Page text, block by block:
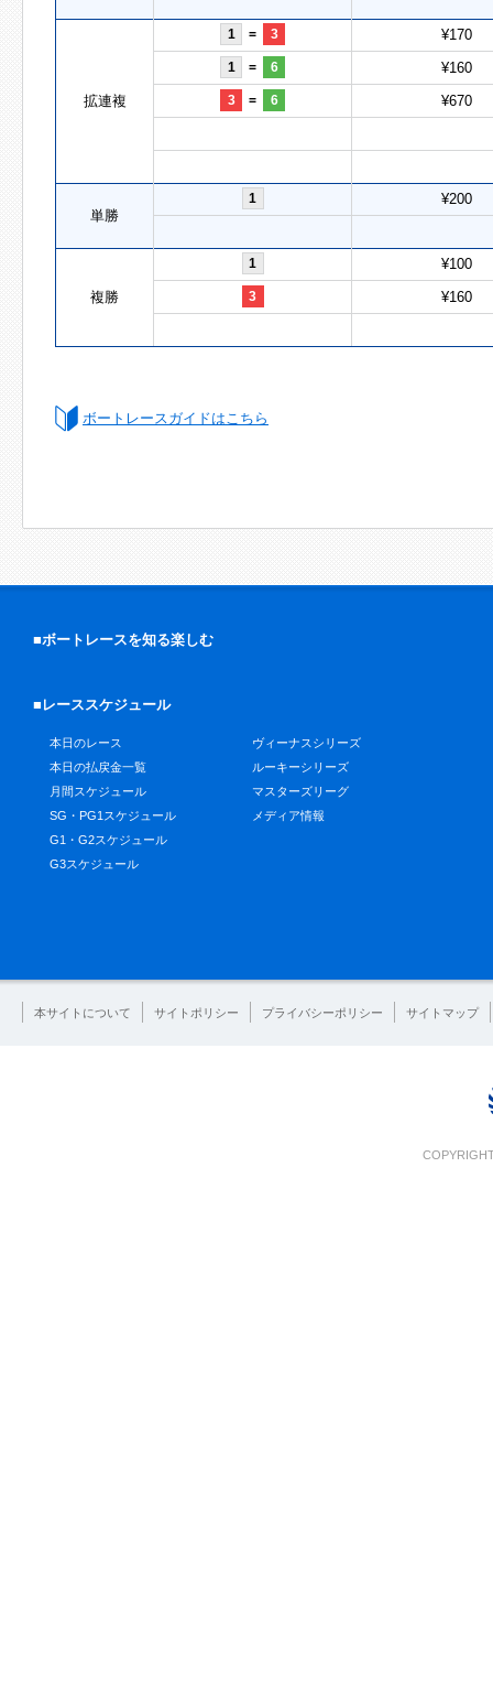
拡連複
1 = 3 ¥170
1 = 6 ¥160
3 = 6 ¥670
単勝
1 ¥200
複勝
1 ¥100
3 ¥160
ボートレースガイドはこちら
■ボートレースを知る楽しむ
■レーススケジュール
本日のレース
本日の払戻金一覧
月間スケジュール
SG・PG1スケジュール
G1・G2スケジュール
G3スケジュール
ヴィーナスシリーズ
ルーキーシリーズ
マスターズリーグ
メディア情報
本サイトについて サイトポリシー プライバシーポリシー サイトマップ